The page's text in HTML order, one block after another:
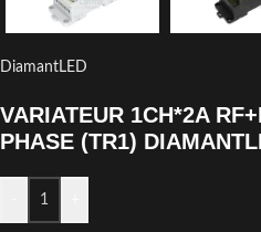
DiamantLED
VARIATEUR 1CH*2A
PHASE (TR1)